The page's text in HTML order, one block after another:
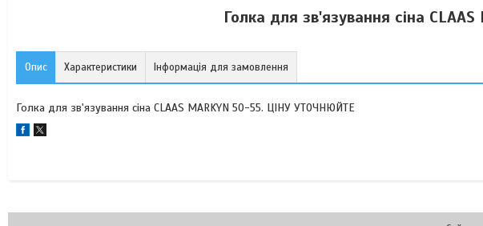
Голка для зв'язування сіна
Опис Характеристики Інформація для замовлення
Голка для зв'язування сіна CLAAS MARKYN 50-55. ЦІНУ УТОЧНЮЙТЕ